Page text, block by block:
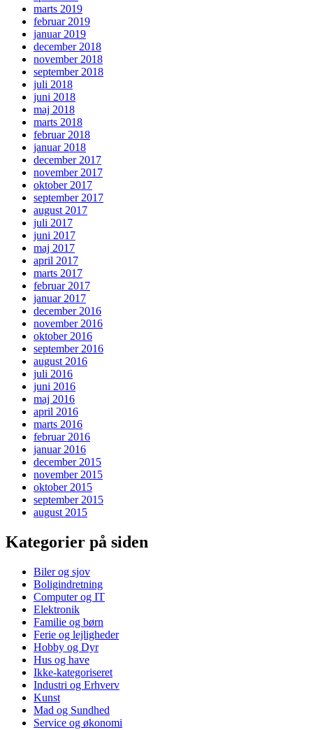
marts 2019
februar 2019
januar 2019
december 2018
november 2018
september 2018
juli 2018
juni 2018
maj 2018
marts 2018
februar 2018
januar 2018
december 2017
november 2017
oktober 2017
september 2017
august 2017
juli 2017
juni 2017
maj 2017
april 2017
marts 2017
februar 2017
januar 2017
december 2016
november 2016
oktober 2016
september 2016
august 2016
juli 2016
juni 2016
maj 2016
april 2016
marts 2016
februar 2016
januar 2016
december 2015
november 2015
oktober 2015
september 2015
august 2015
Kategorier på siden
Biler og sjov
Boligindretning
Computer og IT
Elektronik
Familie og børn
Ferie og lejligheder
Hobby og Dyr
Hus og have
Ikke-kategoriseret
Industri og Erhverv
Kunst
Mad og Sundhed
Service og økonomi